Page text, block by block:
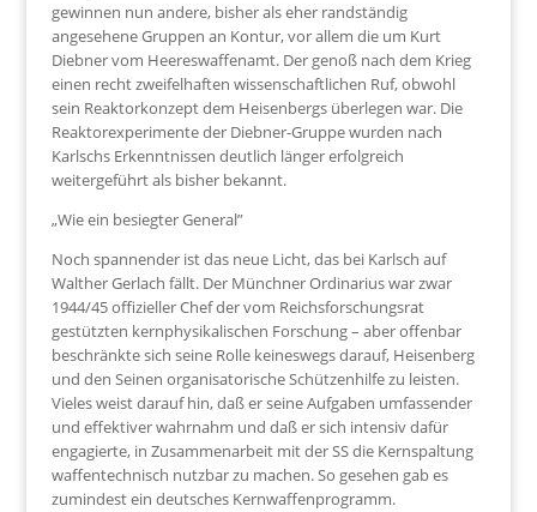
gewinnen nun andere, bisher als eher randständig
angesehene Gruppen an Kontur, vor allem die um Kurt
Diebner vom Heereswaffenamt. Der genoß nach dem Krieg
einen recht zweifelhaften wissenschaftlichen Ruf, obwohl
sein Reaktorkonzept dem Heisenbergs überlegen war. Die
Reaktorexperimente der Diebner-Gruppe wurden nach
Karlschs Erkenntnissen deutlich länger erfolgreich
weitergeführt als bisher bekannt.
„Wie ein besiegter General”
Noch spannender ist das neue Licht, das bei Karlsch auf
Walther Gerlach fällt. Der Münchner Ordinarius war zwar
1944/45 offizieller Chef der vom Reichsforschungsrat
gestützten kernphysikalischen Forschung – aber offenbar
beschränkte sich seine Rolle keineswegs darauf, Heisenberg
und den Seinen organisatorische Schützenhilfe zu leisten.
Vieles weist darauf hin, daß er seine Aufgaben umfassender
und effektiver wahrnahm und daß er sich intensiv dafür
engagierte, in Zusammenarbeit mit der SS die Kernspaltung
waffentechnisch nutzbar zu machen. So gesehen gab es
zumindest ein deutsches Kernwaffenprogramm.